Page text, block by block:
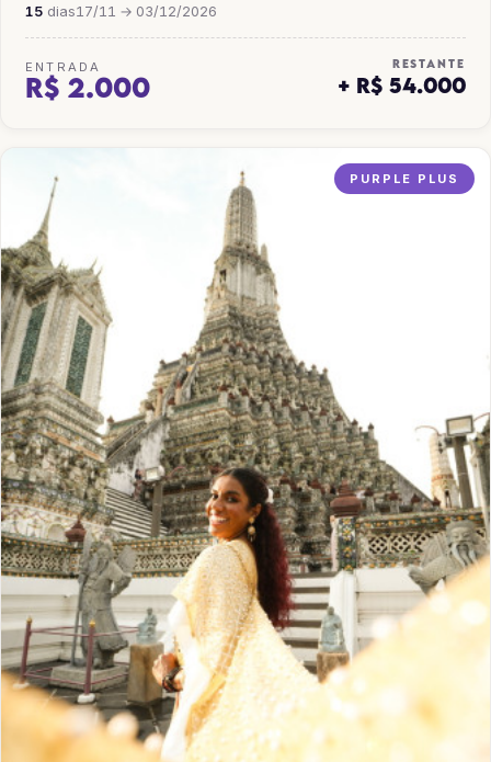
15 dias17/11 → 03/12/2026
ENTRADA
R$ 2.000
RESTANTE
+ R$ 54.000
PURPLE PLUS